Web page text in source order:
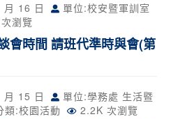
16 日
單位:校安暨軍訓室
瀏覽
會時間 請班代準時與會(第
15 日
單位:學務處 生活暨
類:校園活動 2.2K 次瀏覽